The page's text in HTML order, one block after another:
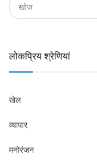
लोकप्रिय श्रेणियां
खेल
व्यापार
मनोरंजन